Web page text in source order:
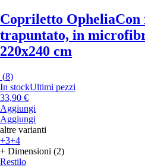
Copriletto OpheliaCon
trapuntato, in
220x240 cm
(8)
In stockUltimi pezzi
33,90 €
Aggiungi
Aggiungi
altre varianti
+3+4
+ Dimensioni (2)
Restilo